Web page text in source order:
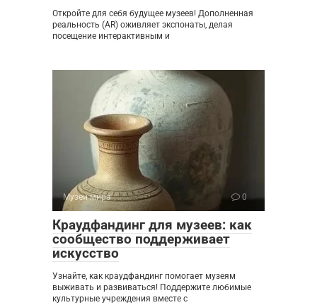
Откройте для себя будущее музеев! Дополненная
реальность (AR) оживляет экспонаты, делая
посещение интерактивным и
Музеи мира 0
Краудфандинг для музеев: как
сообщество поддерживает
искусство
Узнайте, как краудфандинг помогает музеям
выживать и развиваться! Поддержите любимые
культурные учреждения вместе с